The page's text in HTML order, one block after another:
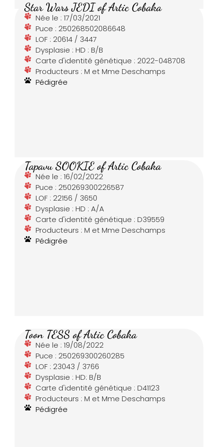
Star Wars JEDI of Artic Cobaka
Née le : 17/03/2021
Puce : 250268502086648
LOF : 20614 / 3447
Dysplasie : HD : B/B
Carte d'identité génétique : 2022-048708
Producteurs : M et Mme Deschamps
Pédigrée
Tapavu SOOKIE of Artic Cobaka
Née le : 16/02/2022
Puce : 250269300226587
LOF : 22156 / 3650
Dysplasie : HD : A/A
Carte d'identité génétique : D39559
Producteurs : M et Mme Deschamps
Pédigrée
Toon TESS of Artic Cobaka
Née le : 19/08/2022
Puce : 250269300260285
LOF : 23043 / 3766
Dysplasie : HD: B/B
Carte d'identité génétique : D41123
Producteurs : M et Mme Deschamps
Pédigrée